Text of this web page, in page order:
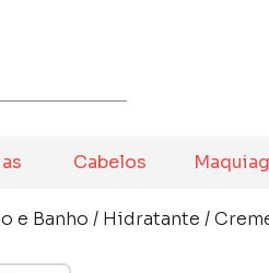
Cabelos
e Banho / Hidratante /